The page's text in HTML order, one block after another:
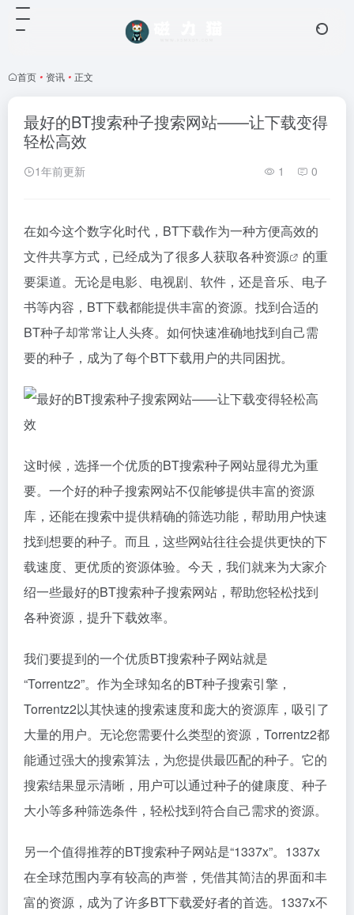
首页 • 资讯 • 正文
最好的BT搜索种子搜索网站——让下载变得
轻松高效
1年前更新 1 0
在如今这个数字化时代，BT下载作为一种方便高效的
文件共享方式，已经成为了很多人获取各种资源
的重
要渠道。无论是电影、电视剧、软件，还是音乐、电子
书等内容，BT下载都能提供丰富的资源。找到合适的
BT种子却常常让人头疼。如何快速准确地找到自己需
要的种子，成为了每个BT下载用户的共同困扰。
这时候，选择一个优质的BT搜索种子网站显得尤为重
要。一个好的种子搜索网站不仅能够提供丰富的资源
库，还能在搜索中提供精确的筛选功能，帮助用户快速
找到想要的种子。而且，这些网站往往会提供更快的下
载速度、更优质的资源体验。今天，我们就来为大家介
绍一些最好的BT搜索种子搜索网站，帮助您轻松找到
各种资源，提升下载效率。
我们要提到的一个优质BT搜索种子网站就是
“Torrentz2”。作为全球知名的BT种子搜索引擎，
Torrentz2以其快速的搜索速度和庞大的资源库，吸引了
大量的用户。无论您需要什么类型的资源，Torrentz2都
能通过强大的搜索算法，为您提供最匹配的种子。它的
搜索结果显示清晰，用户可以通过种子的健康度、种子
大小等多种筛选条件，轻松找到符合自己需求的资源。
另一个值得推荐的BT搜索种子网站是“1337x”。1337x
在全球范围内享有较高的声誉，凭借其简洁的界面和丰
富的资源，成为了许多BT下载爱好者的首选。1337x不